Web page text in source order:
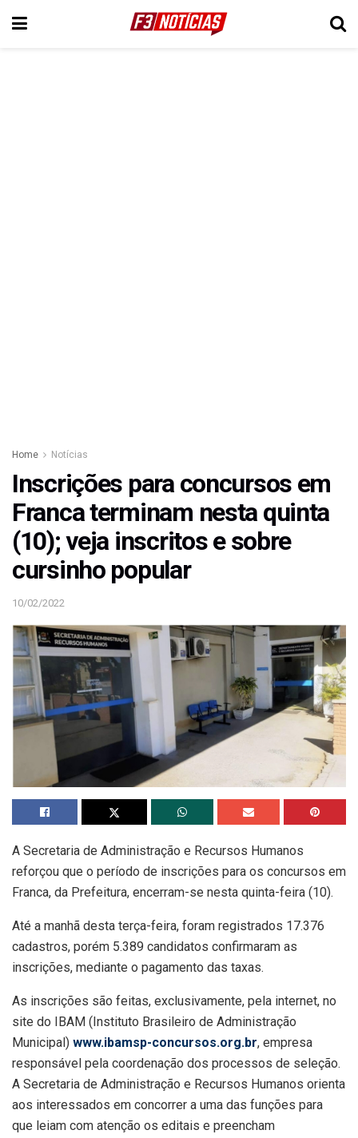
Home Notícias
Inscrições para concursos em
Franca terminam nesta quinta
(10); veja inscritos e sobre
cursinho popular
10/02/2022
A Secretaria de Administração e Recursos Humanos
reforçou que o período de inscrições para os concursos em
Franca, da Prefeitura, encerram-se nesta quinta-feira (10).
Até a manhã desta terça-feira, foram registrados 17.376
cadastros, porém 5.389 candidatos confirmaram as
inscrições, mediante o pagamento das taxas.
As inscrições são feitas, exclusivamente, pela internet, no
site do IBAM (Instituto Brasileiro de Administração
Municipal) www.ibamsp-concursos.org.br, empresa
responsável pela coordenação dos processos de seleção.
A Secretaria de Administração e Recursos Humanos orienta
aos interessados em concorrer a uma das funções para
que leiam com atenção os editais e preencham